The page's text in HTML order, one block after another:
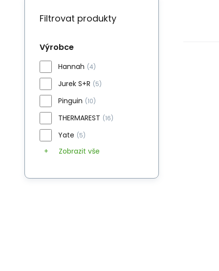
Filtrovat produkty
Výrobce
Hannah (4)
Jurek S+R (5)
Pinguin (10)
THERMAREST (16)
Yate (5)
Zobrazit vše